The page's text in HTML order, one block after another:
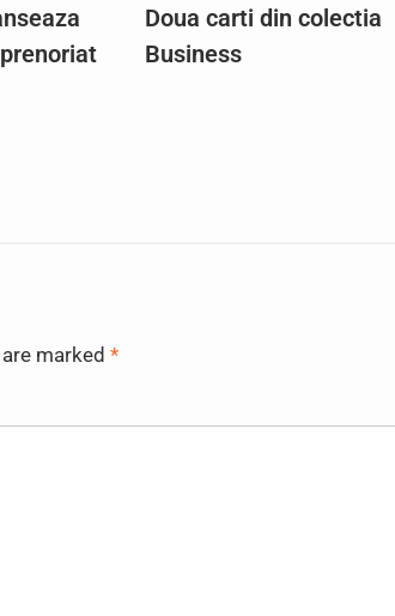
Doua carti din colectia
Business
marked *